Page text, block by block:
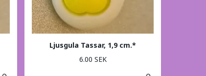
Ljusgula Tassar, 1,9 cm.*
6.00 SEK